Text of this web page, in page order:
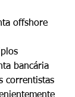
offshore
bancária
correntistas